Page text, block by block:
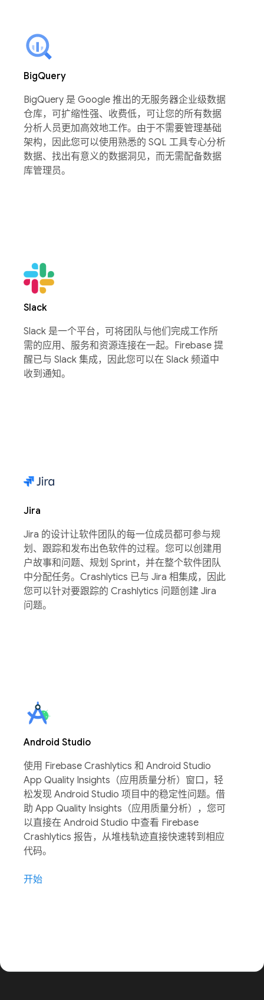
BigQuery
BigQuery 是 Google 推出的无服务器企业级数据
仓库，可扩缩性强、收费低，可让您的所有数据
分析人员更加高效地工作。由于不需要管理基础
架构，因此您可以使用熟悉的 SQL 工具专心分析
数据、找出有意义的数据洞见，而无需配备数据
库管理员。
Slack
Slack 是一个平台，可将团队与他们完成工作所
需的应用、服务和资源连接在一起。Firebase 提
醒已与 Slack 集成，因此您可以在 Slack 频道中
收到通知。
Jira
Jira 的设计让软件团队的每一位成员都可参与规
划、跟踪和发布出色软件的过程。您可以创建用
户故事和问题、规划 Sprint，并在整个软件团队
中分配任务。Crashlytics 已与 Jira 相集成，因此
您可以针对要跟踪的 Crashlytics 问题创建 Jira
问题。
Android Studio
使用 Firebase Crashlytics 和 Android Studio
App Quality Insights（应用质量分析）窗口，轻
松发现 Android Studio 项目中的稳定性问题。借
助 App Quality Insights（应用质量分析），您可
以直接在 Android Studio 中查看 Firebase
Crashlytics 报告，从堆栈轨迹直接快速转到相应
代码。
开始